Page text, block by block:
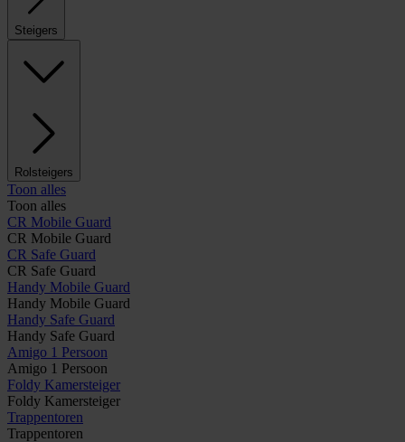
Steigers
Rolsteigers
Toon alles
Toon alles
CR Mobile Guard
CR Mobile Guard
CR Safe Guard
CR Safe Guard
Handy Mobile Guard
Handy Mobile Guard
Handy Safe Guard
Handy Safe Guard
Amigo 1 Persoon
Amigo 1 Persoon
Foldy Kamersteiger
Foldy Kamersteiger
Trappentoren
Trappentoren